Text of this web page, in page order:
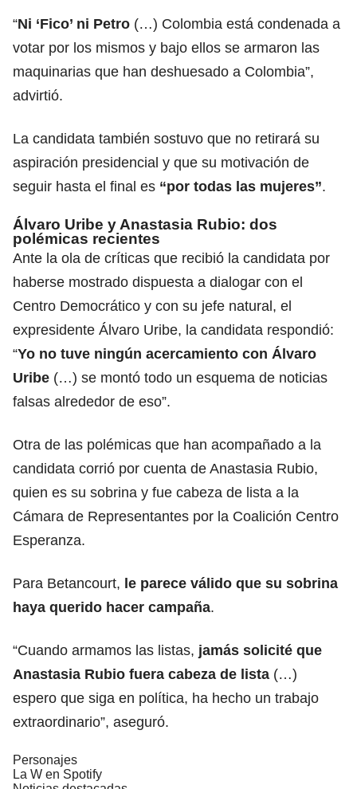
“Ni ‘Fico’ ni Petro (…) Colombia está condenada a
votar por los mismos y bajo ellos se armaron las
maquinarias que han deshuesado a Colombia”,
advirtió.
La candidata también sostuvo que no retirará su
aspiración presidencial y que su motivación de
seguir hasta el final es “por todas las mujeres”.
Álvaro Uribe y Anastasia Rubio: dos
polémicas recientes
Ante la ola de críticas que recibió la candidata por
haberse mostrado dispuesta a dialogar con el
Centro Democrático y con su jefe natural, el
expresidente Álvaro Uribe, la candidata respondió:
“Yo no tuve ningún acercamiento con Álvaro
Uribe (…) se montó todo un esquema de noticias
falsas alrededor de eso”.
Otra de las polémicas que han acompañado a la
candidata corrió por cuenta de Anastasia Rubio,
quien es su sobrina y fue cabeza de lista a la
Cámara de Representantes por la Coalición Centro
Esperanza.
Para Betancourt, le parece válido que su sobrina
haya querido hacer campaña.
“Cuando armamos las listas, jamás solicité que
Anastasia Rubio fuera cabeza de lista (…)
espero que siga en política, ha hecho un trabajo
extraordinario”, aseguró.
Personajes
La W en Spotify